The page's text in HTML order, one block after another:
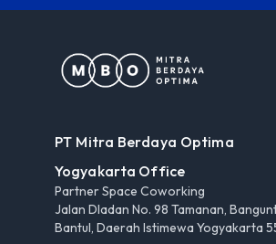
PT Mitra Berdaya Optima
Yogyakarta Office
Partner Space Coworking
Jalan Dladan No. 98 Tamanan,
Bantul, Daerah Istimewa Yogyakarta